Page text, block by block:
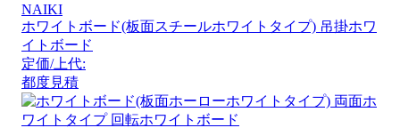
NAIKI
ホワイトボード(板面スチールホワイトタイプ) 吊掛ホワ
イトボード
定価/上代:
都度見積